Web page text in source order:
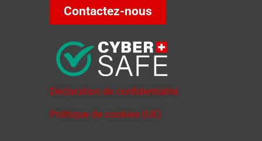
Contactez-nous
Déclaration de confidentialité
Politique de cookies (UE)